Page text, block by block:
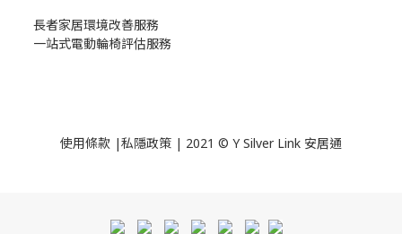
長者家居環境改善服務
一站式電動輪椅評估服務
使用條款 |私隱政策 | 2021 © Y Silver Link 安居通